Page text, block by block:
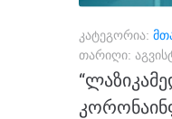
კატეგორია:
თარიღი: